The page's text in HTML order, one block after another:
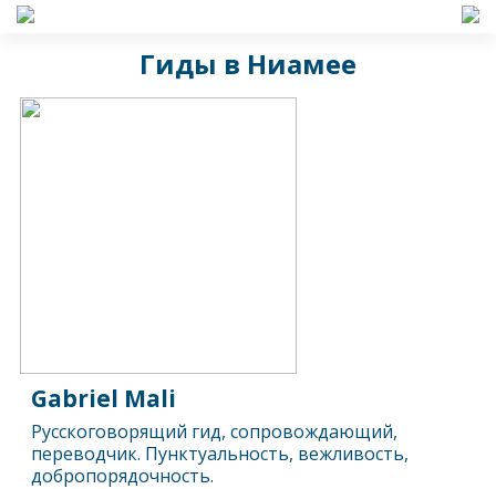
Гиды в Ниамее
Gabriel Mali
Русскоговорящий гид, сопровождающий,
переводчик. Пунктуальность, вежливость,
добропорядочность.